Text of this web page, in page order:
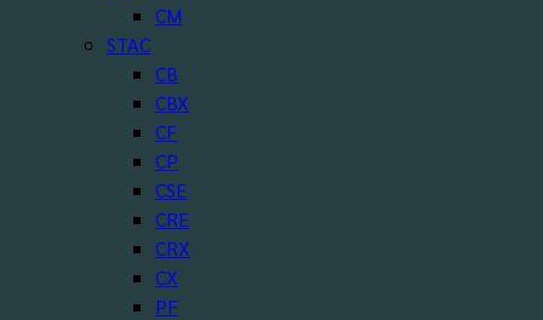
CM
STAC
CB
CBX
CF
CP
CSE
CRE
CRX
CX
PF